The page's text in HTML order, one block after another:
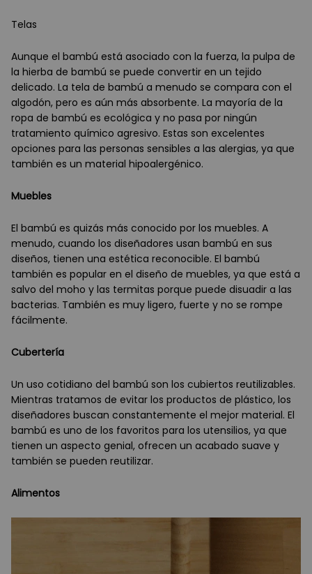
Telas
Aunque el bambú está asociado con la fuerza, la pulpa de
la hierba de bambú se puede convertir en un tejido
delicado. La tela de bambú a menudo se compara con el
algodón, pero es aún más absorbente. La mayoría de la
ropa de bambú es ecológica y no pasa por ningún
tratamiento químico agresivo. Estas son excelentes
opciones para las personas sensibles a las alergias, ya que
también es un material hipoalergénico.
Muebles
El bambú es quizás más conocido por los muebles. A
menudo, cuando los diseñadores usan bambú en sus
diseños, tienen una estética reconocible. El bambú
también es popular en el diseño de muebles, ya que está a
salvo del moho y las termitas porque puede disuadir a las
bacterias. También es muy ligero, fuerte y no se rompe
fácilmente.
Cubertería
Un uso cotidiano del bambú son los cubiertos reutilizables.
Mientras tratamos de evitar los productos de plástico, los
diseñadores buscan constantemente el mejor material. El
bambú es uno de los favoritos para los utensilios, ya que
tienen un aspecto genial, ofrecen un acabado suave y
también se pueden reutilizar.
Alimentos